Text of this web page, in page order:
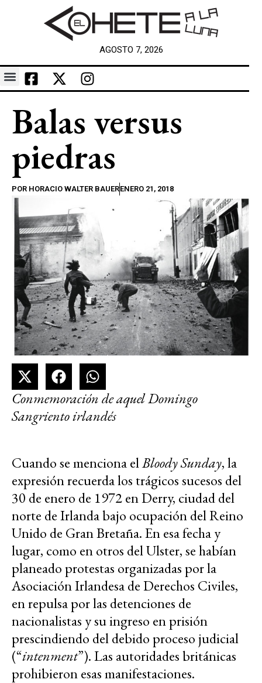
AGOSTO 7, 2026
Balas versus
piedras
POR HORACIO WALTER BAUERENERO 21, 2018
Conmemoración de aquel Domingo
Sangriento irlandés
Cuando se menciona elBloody Sunday, la
expresión recuerda los trágicos sucesos del
30 de enero de 1972 en Derry, ciudad del
norte de Irlanda bajo ocupación del Reino
Unido de Gran Bretaña. En esa fecha y
lugar, como en otros del Ulster, se habían
planeado protestas organizadas por la
Asociación Irlandesa de Derechos Civiles,
en repulsa por las detenciones de
nacionalistas y su ingreso en prisión
prescindiendo del debido proceso judicial
(“intenment”). Las autoridades británicas
prohibieron esas manifestaciones.